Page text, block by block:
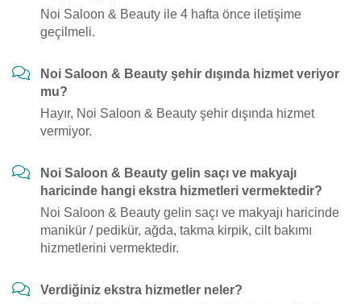
Noi Saloon & Beauty ile 4 hafta önce iletişime
geçilmeli.
Noi Saloon & Beauty şehir dışında hizmet veriyor
mu?
Hayır, Noi Saloon & Beauty şehir dışında hizmet
vermiyor.
Noi Saloon & Beauty gelin saçı ve makyajı
haricinde hangi ekstra hizmetleri vermektedir?
Noi Saloon & Beauty gelin saçı ve makyajı haricinde
manikür / pedikür, ağda, takma kirpik, cilt bakımı
hizmetlerini vermektedir.
Verdiğiniz ekstra hizmetler neler?